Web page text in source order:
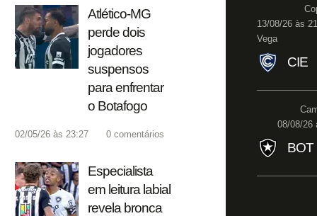
Atlético-MG
perde dois
jogadores
suspensos
para enfrentar
o Botafogo
02/05/26 às 23:27 0 comentários
Especialista
em leitura labial
revela bronca
13/08/26 às
Vega
CIE
08/08/26
BOT